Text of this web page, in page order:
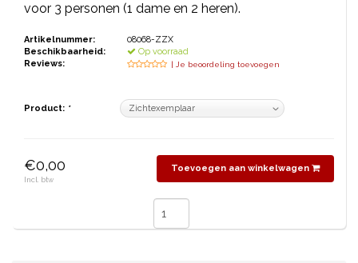
voor 3 personen (1 dame en 2 heren).
Artikelnummer:
08068-ZZX
Beschikbaarheid:
Op voorraad
Reviews:
| Je beoordeling toevoegen
Product: *
€0,00
Incl. btw
Toevoegen aan winkelwagen